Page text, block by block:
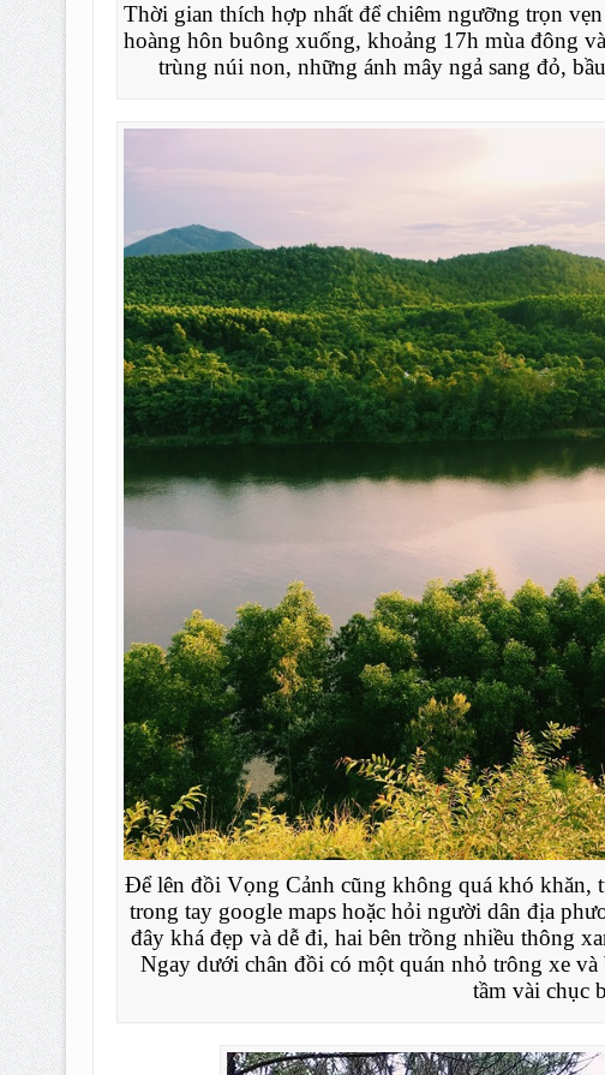
Thời gian thích hợp nhất để chiêm ngưỡng trọn
hoàng hôn buông xuống, khoảng 17h mùa đông
trùng núi non, những ánh mây ngả sang đỏ,
Để lên đồi Vọng Cảnh cũng không quá khó khăn,
trong tay google maps hoặc hỏi người dân địa
đây khá đẹp và dễ đi, hai bên trồng nhiều thông
Ngay dưới chân đồi có một quán nhỏ trông xe
tầm vài chục